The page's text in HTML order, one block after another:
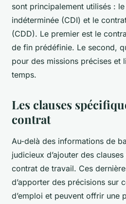
sont principalement utilisés :
indéterminée (CDI) et le
(CDD). Le premier est le
de fin prédéfinie. Le second,
pour des missions précises et
temps.
Les clauses
contrat
Au-delà des informations de
judicieux d’ajouter des
contrat de travail. Ces
d’apporter des précisions sur
d’emploi et peuvent offrir une